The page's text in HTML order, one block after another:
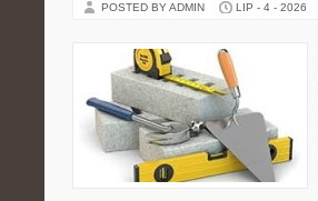
POSTED BY ADMIN LIP - 4 - 2026